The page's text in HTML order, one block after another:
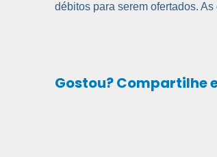
débitos para serem ofertados.
Gostou? Compartilhe